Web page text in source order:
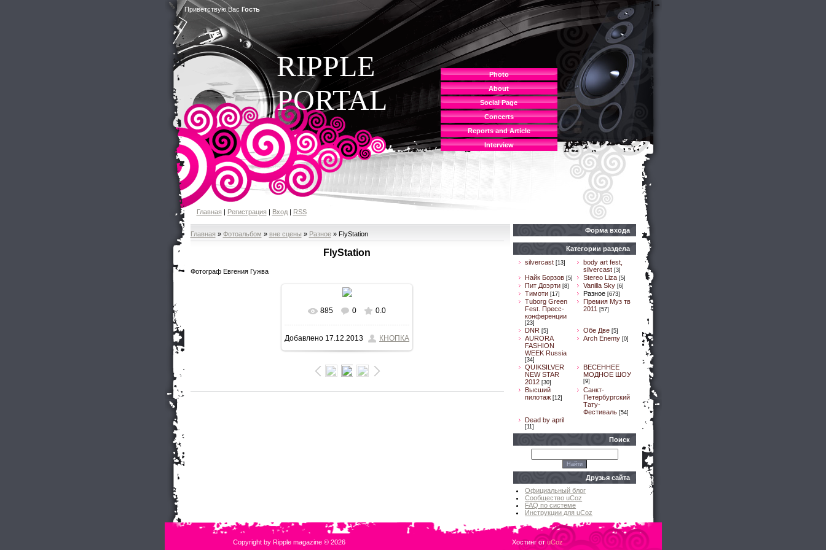
Приветствую Вас Гость
Photo
About
Social Page
Concerts
Reports and Article
Interview
RIPPLE
PORTAL
Главная| Регистрация| Вход| RSS
Главная » Фотоальбом » вне сцены » Разное» FlyStation
FlyStation
Фотограф Евгения Гужва
В реальном размере
800x533/ 97.1Kb
885 0 0.0
Добавлено 17.12.2013 КНОПКА
Форма входа
Категории раздела
silvercast [13]
body art fest,
silvercast [3]
Найк Борзов [5] Stereo Liza [5]
Пит Доэрти [8] Vanilla Sky [6]
Тимоти [17] Разное [673]
Tuborg Green
Fest. Пресс-
конференции
[23]
Премия Муз тв
2011 [57]
DNR [5] Обе Две [5]
AURORA
FASHION
WEEK Russia
[34]
Arch Enemy [0]
QUIKSILVER
NEW STAR
2012 [30]
ВЕСЕННЕЕ
МОДНОЕ ШОУ
[9]
Высший
пилотаж [12]
Санкт-
Петербургский
Тату-
Фестиваль [54]
Dead by april
[11]
Поиск
Друзья сайта
Официальный блог
Сообщество uCoz
FAQ по системе
Инструкции для uCoz
Copyright by Ripple magazine © 2026 Хостинг отuCoz